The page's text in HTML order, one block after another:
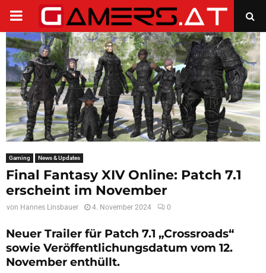
PRIMARY
MENU
Gaming News & Updates
Final Fantasy XIV Online: Patch 7.1
erscheint im November
von Hannes Linsbauer 4. November 2024 0
Neuer Trailer für Patch 7.1 „Crossroads“
sowie Veröffentlichungsdatum vom 12.
November enthüllt.